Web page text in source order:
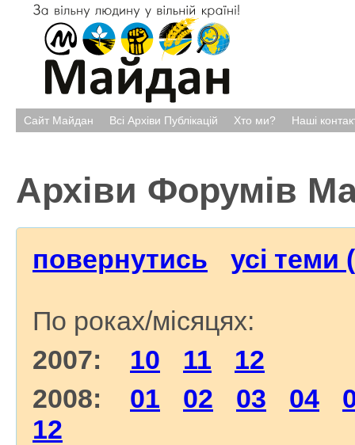
Сайт Майдан Всі Архіви Публікацій Хто ми? Наші
Архіви Форумів
повернутись усі теми
По роках/місяцях:
2007: 10 11
12
2008: 01 02 03 04
12